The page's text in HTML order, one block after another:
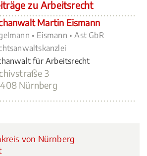
zu Arbeitsrecht
Martin Eismann
• Eismann • Ast GbR
für Arbeitsrecht
3
Nürnberg
von Nürnberg